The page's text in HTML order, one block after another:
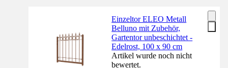
Einzeltor ELEO Metall
Belluno mit Zubehör,
Gartentor unbeschichtet -
Edelrost, 100 x 90 cm
Artikel wurde noch nicht
bewertet.